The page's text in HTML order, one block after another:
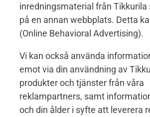
inredningsmaterial från Tikkurila
på en annan webbplats. Detta
(Online Behavioral Advertising).
Vi kan också använda
emot via din användning av
produkter och tjänster från våra
reklampartners, samt
och din ålder i syfte att leverera